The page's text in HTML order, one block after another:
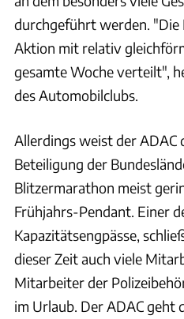
durchgeführt werden. "Die
Aktion mit relativ
gesamte Woche verteilt",
des Automobilclubs.
Allerdings weist der ADAC
Beteiligung der
Blitzermarathon meist
Frühjahrs-Pendant. Einer
Kapazitätsengpässe,
dieser Zeit auch viele
Mitarbeiter der
im Urlaub. Der ADAC geht